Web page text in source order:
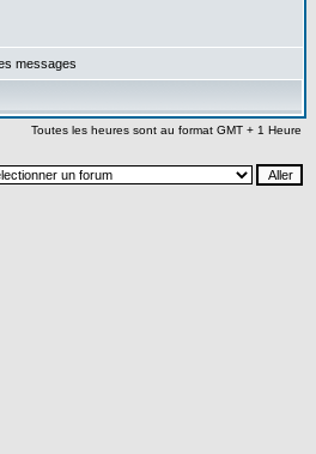
messages
Toutes les heures sont au format GMT + 1 Heure